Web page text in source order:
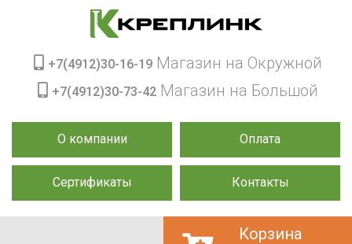
О компании Оплата
Сертификаты Контакты
+7(4912)30-16-19 Магазин на Окружной
+7(4912)30-73-42 Магазин на Большой
Корзина